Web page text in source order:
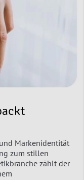
Markenidentität
zum stillen
zählt der